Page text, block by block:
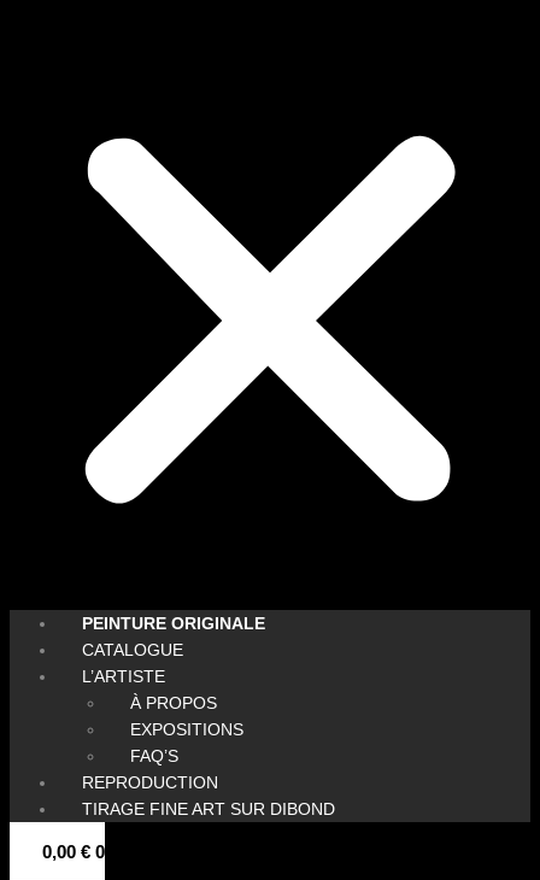
PEINTURE ORIGINALE
CATALOGUE
L’ARTISTE
À PROPOS
EXPOSITIONS
FAQ’S
REPRODUCTION
TIRAGE FINE ART SUR DIBOND
0,00 € 0